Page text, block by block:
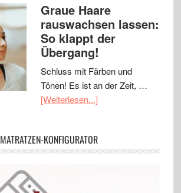
Graue Haare
rauswachsen lassen:
So klappt der
Übergang!
Schluss mit Färben und
Tönen! Es ist an der Zeit, …
[Weiterlesen...]
MATRATZEN-KONFIGURATOR